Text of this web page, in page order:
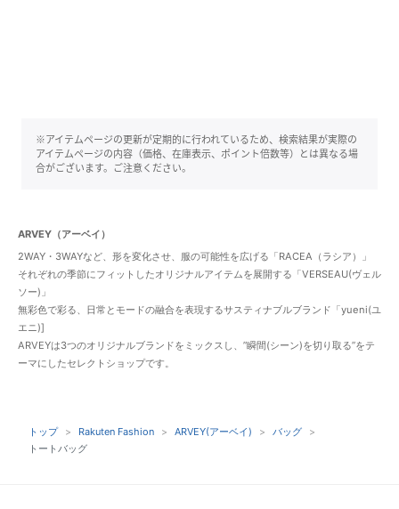
※アイテムページの更新が定期的に行われているため、検索結果が実際の
アイテムページの内容（価格、在庫表示、ポイント倍数等）とは異なる場
合がございます。ご注意ください。
ARVEY（アーベイ）
2WAY・3WAYなど、形を変化させ、服の可能性を広げる「RACEA（ラシア）」
それぞれの季節にフィットしたオリジナルアイテムを展開する「VERSEAU(ヴェル
ソー)」
無彩色で彩る、日常とモードの融合を表現するサスティナブルブランド「yueni(ユ
エニ)]
ARVEYは3つのオリジナルブランドをミックスし、”瞬間(シーン)を切り取る”をテ
ーマにしたセレクトショップです。
トップ Rakuten Fashion ARVEY(アーベイ)
バッグ
トートバッグ